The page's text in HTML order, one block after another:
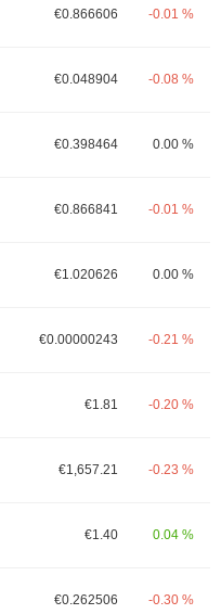
€0.866606 -0.01 %
€0.048904 -0.08 %
€0.398464 0.00 %
€0.866841 -0.01 %
€1.020626 0.00 %
€0.00000243 -0.21 %
€1.81 -0.20 %
€1,657.21 -0.23 %
€1.40 0.04 %
€0.262506 -0.30 %